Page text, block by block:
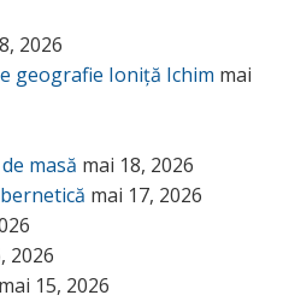
2026
geografie Ioniță Ichim mai
masă mai 18, 2026
mai 17, 2026
2026
mai 15, 2026